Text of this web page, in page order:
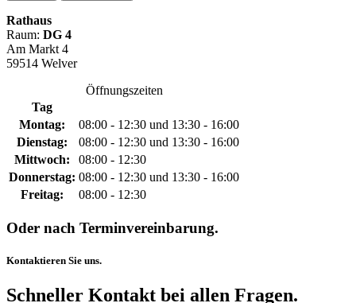
Rathaus
Raum: DG 4
Am Markt 4
59514 Welver
Öffnungszeiten
Tag
Montag:
08:00 - 12:30 und 13:30 - 16:00
Dienstag:
08:00 - 12:30 und 13:30 - 16:00
Mittwoch:
08:00 - 12:30
Donnerstag: 08:00 - 12:30 und 13:30 - 16:00
Freitag:
08:00 - 12:30
Oder nach Terminvereinbarung.
Kontaktieren Sie uns.
Schneller Kontakt bei allen Fragen.